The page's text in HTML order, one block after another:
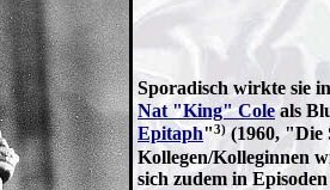
Sporadisch wirkte sie
Nat "King" Coleals
Epitaph"3) (1960, "Die
Kollegen/Kolleginnen
sich zudem in